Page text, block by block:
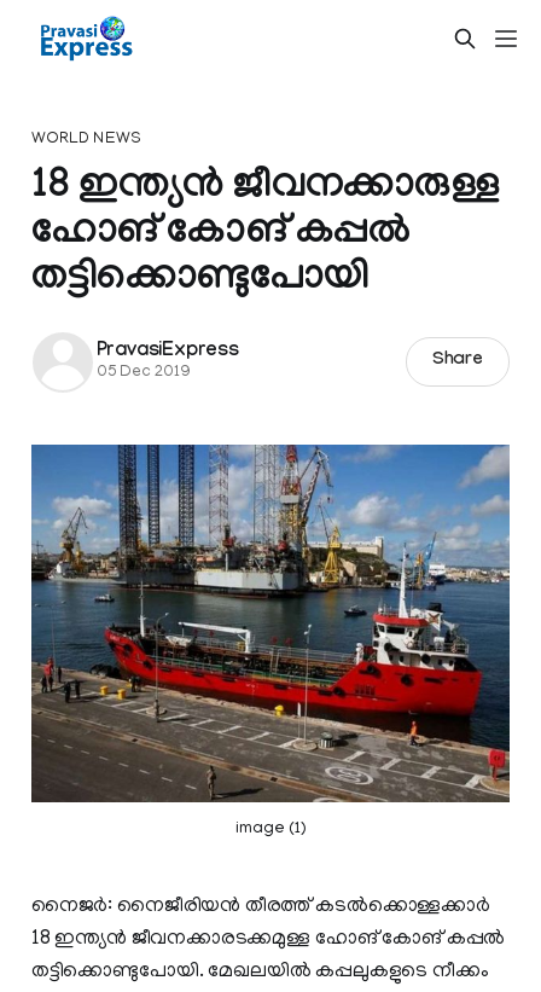
WORLD NEWS
18 ഇന്ത്യൻ ജീവനക്കാരുള്ള
ഹോങ്‌ കോങ് കപ്പൽ
തട്ടിക്കൊണ്ടുപോയി
PravasiExpress
05 Dec 2019
Share
image (1)
നൈജർ: നൈജീരിയൻ തീരത്ത് കടൽക്കൊള്ളക്കാർ
18 ഇന്ത്യൻ ജീവനക്കാരടക്കമുള്ള ഹോങ്‌ കോങ് കപ്പൽ
തട്ടിക്കൊണ്ടുപോയി. മേഖലയിൽ കപ്പലുകളുടെ നീക്കം